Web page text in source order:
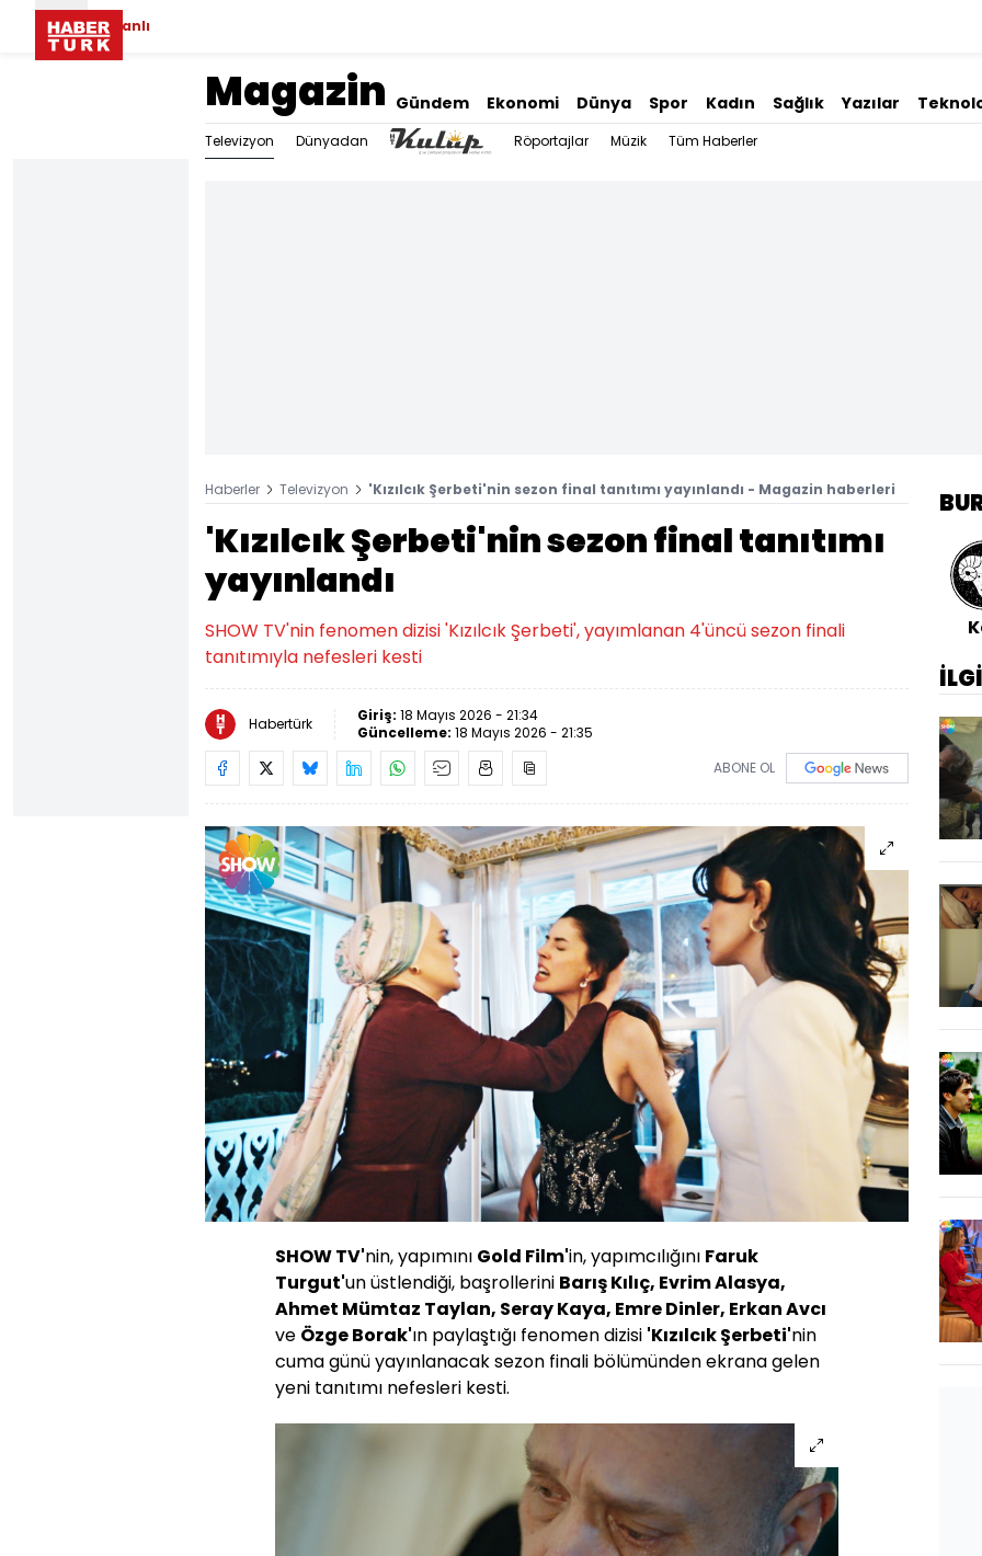
Canlı
Magazin Gündem Ekonomi Dünya Spor Kadın Sağlık Yazılar
Televizyon Dünyadan Röportajlar Müzik Tüm Haberler
Haberler Televizyon 'Kızılcık Şerbeti'nin sezon final tanıtımı yayınlandı - Magazin haberleri
'Kızılcık Şerbeti'nin sezon final tanıtımı
yayınlandı
SHOW TV'nin fenomen dizisi 'Kızılcık Şerbeti', yayımlanan 4'üncü sezon finali
tanıtımıyla nefesleri kesti
Habertürk Giriş: 18 Mayıs 2026 - 21:34
Güncelleme: 18 Mayıs 2026 - 21:35
ABONE OL
SHOW TV'nin, yapımını Gold Film'in, yapımcılığını Faruk
Turgut'un üstlendiği, başrollerini Barış Kılıç, Evrim Alasya,
Ahmet Mümtaz Taylan, Seray Kaya, Emre Dinler, Erkan Avcı
ve Özge Borak'ın paylaştığı fenomen dizisi 'Kızılcık Şerbeti'nin
cuma günü yayınlanacak sezon finali bölümünden ekrana gelen
yeni tanıtımı nefesleri kesti.